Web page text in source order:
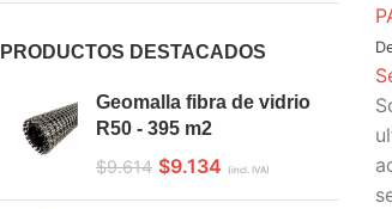
PRODUCTOS DESTACADOS
Geomalla fibra de vidrio
R50 - 395 m2
$9.614 $9.134 (incl. IVA)